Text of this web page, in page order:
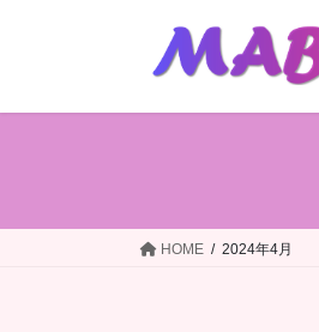
HOME 2024年4月